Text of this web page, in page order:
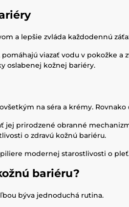
a lepšie zvláda každodennú
viazať vodu v pokožke
oslabenej kožnej bariéry.
na séra a krémy.
jej prirodzené obranné
o zdravú kožnú bariéru.
modernej starostlivosti o
bariéru?
býva jednoduchá rutina.